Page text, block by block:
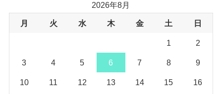
2026年8月
月 火 水 木 金 土 日
1 2
3 4 5 6 7 8 9
10 11 12 13 14 15 16